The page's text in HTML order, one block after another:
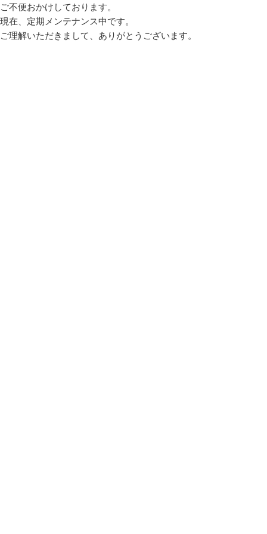
ご不便おかけしております。
現在、定期メンテナンス中です。
ご理解いただきまして、ありがとうございます。